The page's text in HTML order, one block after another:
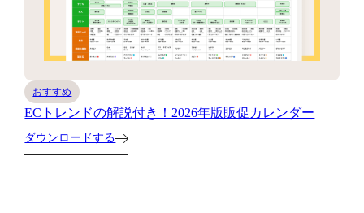
おすすめ
ECトレンドの解説付き！2026年版販促カレンダー
ダウンロードする